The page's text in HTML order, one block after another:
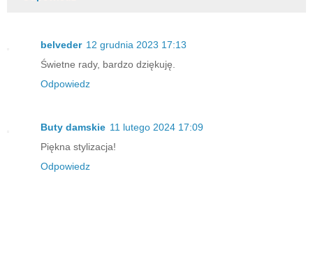
belveder 12 grudnia 2023 17:13
Świetne rady, bardzo dziękuję.
Odpowiedz
Buty damskie 11 lutego 2024 17:09
Piękna stylizacja!
Odpowiedz